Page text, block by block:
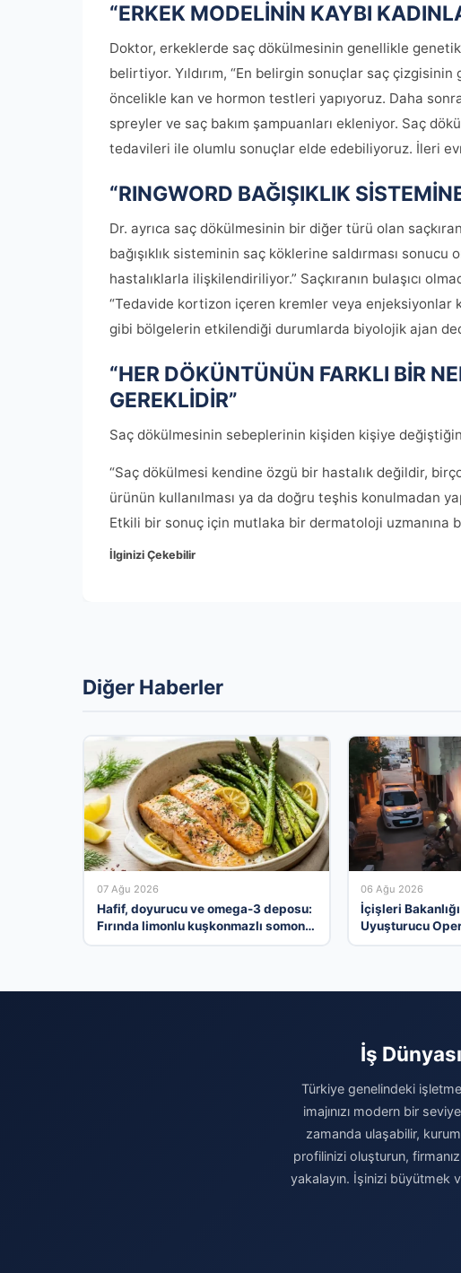
“ERKEK MODELİNİN KAYBI
Doktor, erkeklerde saç dökülmesinin genellikle
belirtiyor. Yıldırım, “En belirgin sonuçlar saç
öncelikle kan ve hormon testleri yapıyoruz. Daha
spreyler ve saç bakım şampuanları ekleniyor. Saç
tedavileri ile olumlu sonuçlar elde edebiliyoruz. İleri
“RINGWORD BAĞIŞIKLIK
Dr. ayrıca saç dökülmesinin bir diğer türü olan
bağışıklık sisteminin saç köklerine saldırması
hastalıklarla ilişkilendiriliyor.” Saçkıranın bulaşıcı
“Tedavide kortizon içeren kremler veya enjeksiyonlar
gibi bölgelerin etkilendiği durumlarda biyolojik ajan
“HER DÖKÜNTÜNÜN FARKLI BİR
GEREKLİDİR”
Saç dökülmesinin sebeplerinin kişiden kişiye
“Saç dökülmesi kendine özgü bir hastalık değildir,
ürünün kullanılması ya da doğru teşhis konulmadan
Etkili bir sonuç için mutlaka bir dermatoloji uzmanına
İlginizi Çekebilir
Diğer Haberler
07 Ağu 2026
Hafif, doyurucu ve omega-3 deposu:
Fırında limonlu kuşkonmazlı somon
06 Ağu 2026
İçişleri
Uyuşturucu
İş
Türkiye genelindeki
imajınızı modern bir
zamanda ulaşabilir,
profilinizi oluşturun,
yakalayın. İşinizi büyütmek